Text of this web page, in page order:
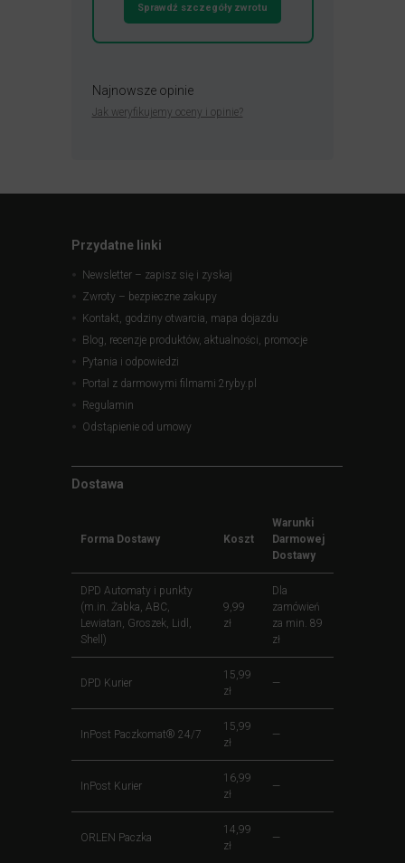
Sprawdź szczegóły zwrotu
Najnowsze opinie
Jak weryfikujemy oceny i opinie?
Przydatne linki
Newsletter – zapisz się i zyskaj
Zwroty – bezpieczne zakupy
Kontakt, godziny otwarcia, mapa dojazdu
Blog, recenzje produktów, aktualności, promocje
Pytania i odpowiedzi
Portal z darmowymi filmami 2ryby.pl
Regulamin
Odstąpienie od umowy
Dostawa
Forma Dostawy Koszt
Warunki
Darmowej
Dostawy
DPD Automaty i punkty
(m.in. Żabka, ABC,
Lewiatan, Groszek, Lidl,
Shell)
9,99
zł
Dla
zamówień
za min. 89
zł
DPD Kurier
15,99
zł
—
InPost Paczkomat® 24/7
15,99
zł
—
InPost Kurier
16,99
zł
—
ORLEN Paczka
14,99
zł
—